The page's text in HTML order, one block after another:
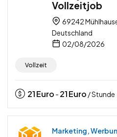
Vollzeitjob
69242
Deutschland
02/08/2026
Vollzeit
21Euro - 21Euro / Stunde
Marketing,